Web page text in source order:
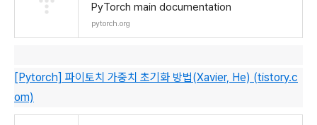
PyTorch main documentation
pytorch.org
[Pytorch] 파이토치 가중치 초기화 방법(Xavier, He) (tistory.c
om)